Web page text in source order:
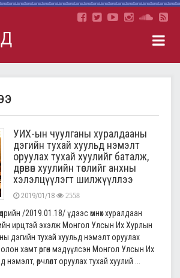
УИХ-ын чуулганы хуралдааны
дэгийн тухай хуульд нэмэлт
оруулах тухай хуулийг баталж,
дөрвөн хуулийн төслийг анхны
хэлэлцүүлэгт шилжүүллээ
2019/01/18 2558
/2019.01.18/ үдээс өмнөх хуралдаан
ирцтэй эхэлж Монгол Улсын Их Хурлын
дэгийн тухай хуульд нэмэлт оруулах
болон хамт өргөн мэдүүлсэн Монгол Улсын Их
өөрчлөлт оруулах тухай хуулий ...